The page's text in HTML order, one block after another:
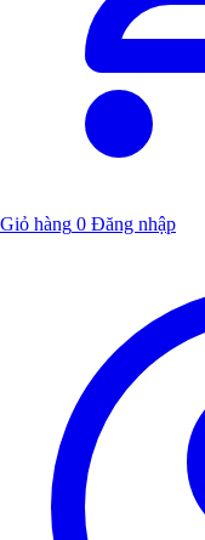
Giỏ hàng 0 Đăng nhập